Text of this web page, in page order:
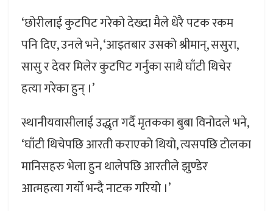
‘छोरीलाई कुटपिट गरेको देख्दा मैले धेरै पटक रकम
पनि दिए, उनले भने, ‘आइतबार उसको श्रीमान्, ससुरा,
सासु र देवर मिलेर कुटपिट गर्नुका साथै घाँटी थिचेर
हत्या गरेका हुन् ।’
स्थानीयवासीलाई उद्धृत गर्दै मृतकका बुबा विनोदले भने,
‘घाँटी थिचेपछि आरती कराएको थियो, त्यसपछि टोलका
मानिसहरु भेला हुन थालेपछि आरतीले झुण्डेर
आत्महत्या गर्यो भन्दै नाटक गरियो ।’